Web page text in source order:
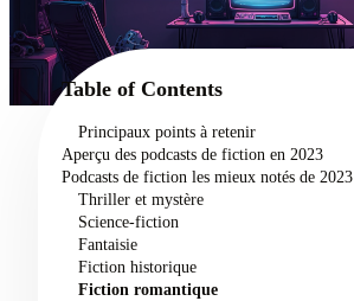
01
Cas d'utilisation
Tarification
À propos de nous
Table of Contents
Principaux points à retenir
Aperçu des podcasts de fiction en 2023
Podcasts de fiction les mieux notés de 2023
Thriller et mystère
Science-fiction
Fantaisie
Fiction historique
Fiction romantique